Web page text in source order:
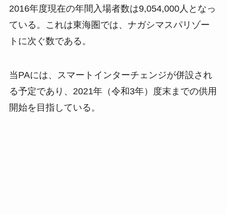
2016年度現在の年間入場者数は9,054,000人となっ
ている。これは東海圏では、ナガシマスパリゾー
トに次ぐ数である。
当PAには、スマートインターチェンジが併設され
る予定であり、2021年（令和3年）度末までの供用
開始を目指している。